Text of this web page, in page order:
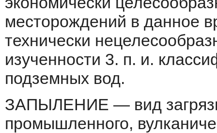
месторождений в данное
технически
изученности 3. п. и.
подземных вод.
ЗАПЫЛЕНИЕ — вид
про­мышленного,